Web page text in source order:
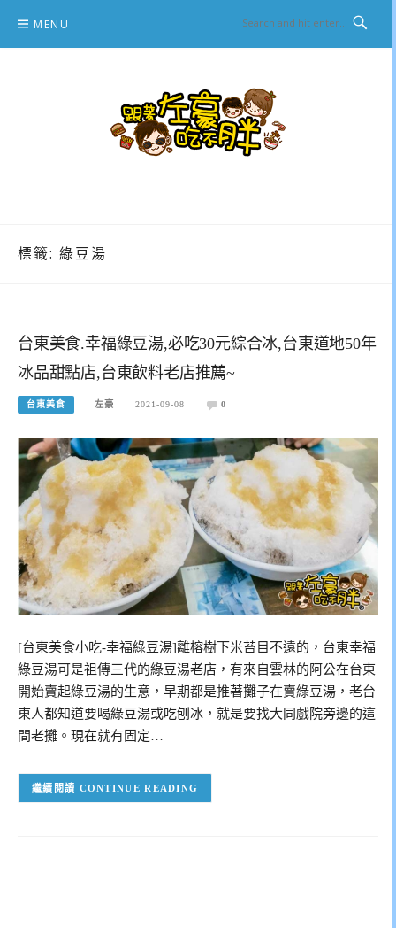
content
MENU
標籤: 綠豆湯
台東美食.幸福綠豆湯,必吃30元綜合冰,台東道地50年
冰品甜點店,台東飲料老店推薦~
台東美食 左豪 2021-09-08 0
[台東美食小吃-幸福綠豆湯]離榕樹下米苔目不遠的，台東幸福
綠豆湯可是祖傳三代的綠豆湯老店，有來自雲林的阿公在台東
開始賣起綠豆湯的生意，早期都是推著攤子在賣綠豆湯，老台
東人都知道要喝綠豆湯或吃刨冰，就是要找大同戲院旁邊的這
間老攤。現在就有固定…
CONTINUE READING